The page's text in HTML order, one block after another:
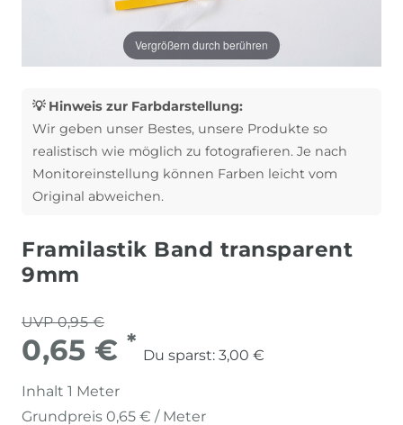
Vergrößern durch berühren
💡 Hinweis zur Farbdarstellung:
Wir geben unser Bestes, unsere Produkte so
realistisch wie möglich zu fotografieren. Je nach
Monitoreinstellung können Farben leicht vom
Original abweichen.
Framilastik Band transparent
9mm
UVP 0,95 €
0,65 € *
Du sparst: 3,00 €
Inhalt 1 Meter
Grundpreis 0,65 € / Meter